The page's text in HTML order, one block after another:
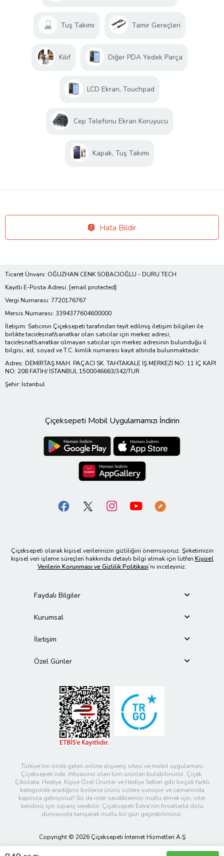
Tuş Takımı Tamir Gereçleri
Kılıf Diğer PDA Yedek Parça
LCD Ekran, Touchpad
Cep Telefonu Ekran Koruyucu
Kapak, Tuş Takımı
Hata Bildir
Ticaret Ünvanı: OĞUZHAN CENK SOBACIOĞLU - DURU TECH
Kayıtlı E-Posta Adresi: [email protected]
Vergi Numarası: 7720176767
Mersis Numarası: 3394377604600000
İletişim: Satıcının Çiçeksepeti tarafından teyit edilmiş iletişim bilgileri ile
birlikte tacir/esnaf/sanatkar olan satıcılar için merkez adresi;
tacir/esnaf/sanatkar olmayan satıcılar için merkez adresinin bulunduğu il
bilgisi, ad, soyad ve T.C. kimlik numarası kayıt altında bulunmaktadır.
Adres: DEMİRTAŞ MAH. PAÇACI SK. TAHTAKALE İŞ MERKEZİ NO: 11 İÇ KAPI
NO: 208 FATİH/ İSTANBUL 1500046663/342/TUR
Şehir: İstanbul
Çiçeksepeti Mobil Uygulamamızı İndirin
Çiçeksepeti olarak kişisel verilerinizin gizliliğini önemsiyoruz. Şirketimizin
kişisel veri işleme süreçleri hakkında detaylı bilgi almak için lütfen Kişisel
Verilerin Korunması ve Gizlilik Politikası’nı inceleyiniz.
Faydalı Bilgiler
Kurumsal
İletişim
Özel Günler
Türkiye’nin önde gelen online alışveriş sitesi ve mobil uygulaması
Çiçeksepeti’nde, ihtiyacınız olan tüm ürünleri bulabilirsiniz. Çiçek,
Çikolata, Hediye, Kişiye Özel Ürünler ve Hediye Setleri gibi birçok farklı
kategoride aradığınız binlerce ürünü sizlere sunuyor ve zamanında
kapınıza getiriyoruz! Siz de ister sevdiklerinizi mutlu etmek için, ister
kendiniz için sipariş verebilir; Çiçeksepeti Extra’nın fırsatlarla dolu
dünyasıyla tanışarak mutlu bir gün geçirebilirsiniz.
Copyright © 2026 Çiçeksepeti İnternet Hizmetleri A.Ş